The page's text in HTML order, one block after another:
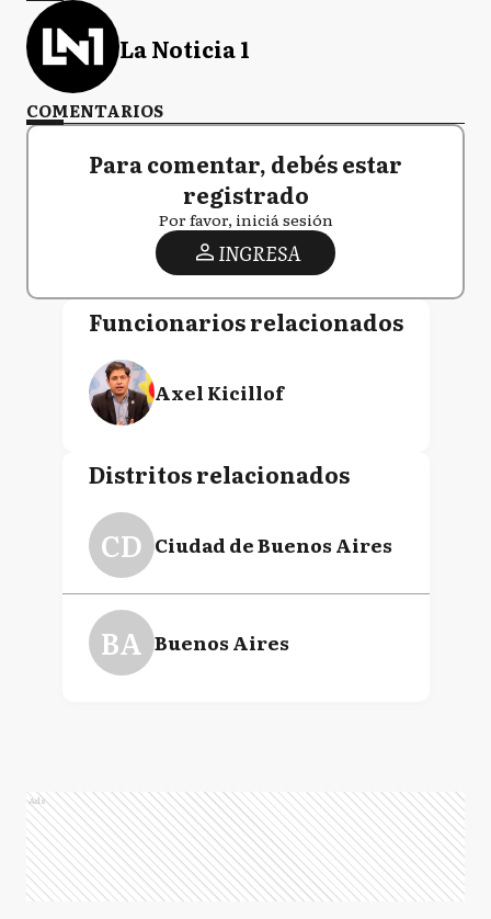
La Noticia 1
COMENTARIOS
Para comentar, debés estar
registrado
Por favor, iniciá sesión
INGRESA
Funcionarios relacionados
Axel Kicillof
Distritos relacionados
CD Ciudad de Buenos Aires
BA Buenos Aires
Ads